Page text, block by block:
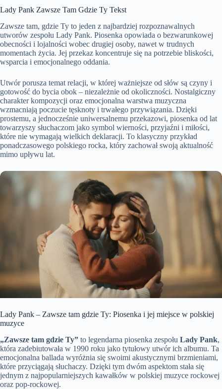
Lady Pank Zawsze Tam Gdzie Ty Tekst
Zawsze tam, gdzie Ty to jeden z najbardziej rozpoznawalnych
utworów zespołu Lady Pank. Piosenka opowiada o bezwarunkowej
obecności i lojalności wobec drugiej osoby, nawet w trudnych
momentach życia. Jej przekaz koncentruje się na potrzebie bliskości,
wsparcia i emocjonalnego oddania.
Utwór porusza temat relacji, w której ważniejsze od słów są czyny i
gotowość do bycia obok – niezależnie od okoliczności. Nostalgiczny
charakter kompozycji oraz emocjonalna warstwa muzyczna
wzmacniają poczucie tęsknoty i trwałego przywiązania. Dzięki
prostemu, a jednocześnie uniwersalnemu przekazowi, piosenka od lat
towarzyszy słuchaczom jako symbol wierności, przyjaźni i miłości,
które nie wymagają wielkich deklaracji. To klasyczny przykład
ponadczasowego polskiego rocka, który zachował swoją aktualność
mimo upływu lat.
Lady Pank – Zawsze tam gdzie Ty: Piosenka i jej miejsce w polskiej
muzyce
„Zawsze tam gdzie Ty” to legendarna piosenka zespołu Lady Pank,
która zadebiutowała w 1990 roku jako tytułowy utwór ich albumu. Ta
emocjonalna ballada wyróżnia się swoimi akustycznymi brzmieniami,
które przyciągają słuchaczy. Dzięki tym dwóm aspektom stała się
jednym z najpopularniejszych kawałków w polskiej muzyce rockowej
oraz pop-rockowej.